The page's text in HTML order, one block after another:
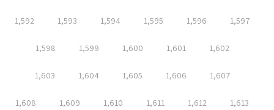
1,592 1,593 1,594 1,595 1,596 1,597
1,598 1,599 1,600 1,601 1,602
1,603 1,604 1,605 1,606 1,607
1,608 1,609 1,610 1,611 1,612 1,613